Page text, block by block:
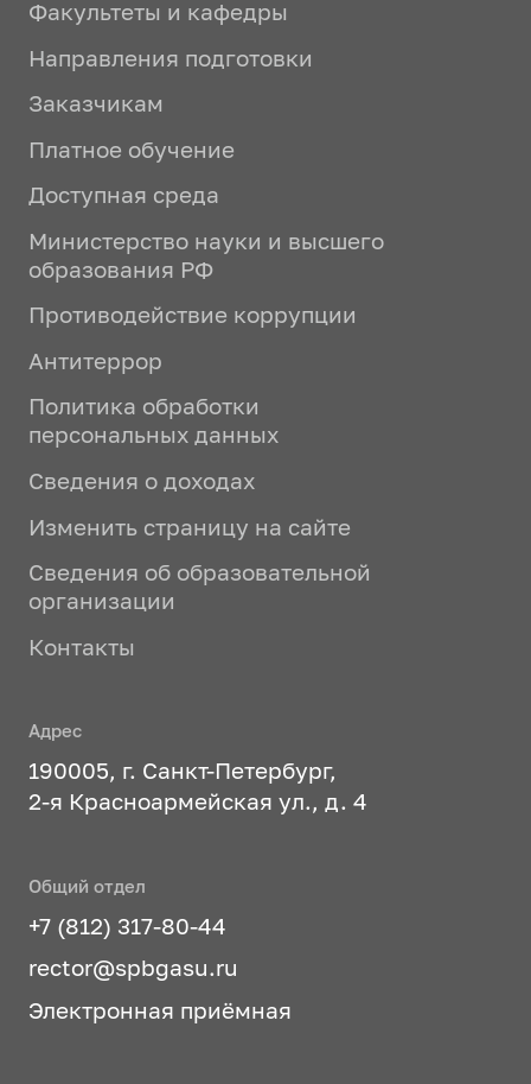
Факультеты и кафедры
Направления подготовки
Заказчикам
Платное обучение
Доступная среда
Министерство науки и высшего
образования РФ
Противодействие коррупции
Антитеррор
Политика обработки
персональных данных
Сведения о доходах
Изменить страницу на сайте
Сведения об образовательной
организации
Контакты
Адрес
190005, г. Санкт-Петербург,
2-я Красноармейская ул., д. 4
Общий отдел
+7 (812) 317-80-44
rector@spbgasu.ru
Электронная приёмная